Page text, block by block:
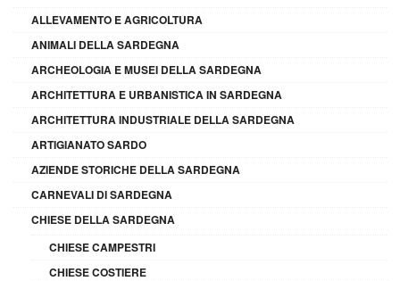
ALLEVAMENTO E AGRICOLTURA
ANIMALI DELLA SARDEGNA
ARCHEOLOGIA E MUSEI DELLA SARDEGNA
ARCHITETTURA E URBANISTICA IN SARDEGNA
ARCHITETTURA INDUSTRIALE DELLA SARDEGNA
ARTIGIANATO SARDO
AZIENDE STORICHE DELLA SARDEGNA
CARNEVALI DI SARDEGNA
CHIESE DELLA SARDEGNA
CHIESE CAMPESTRI
CHIESE COSTIERE